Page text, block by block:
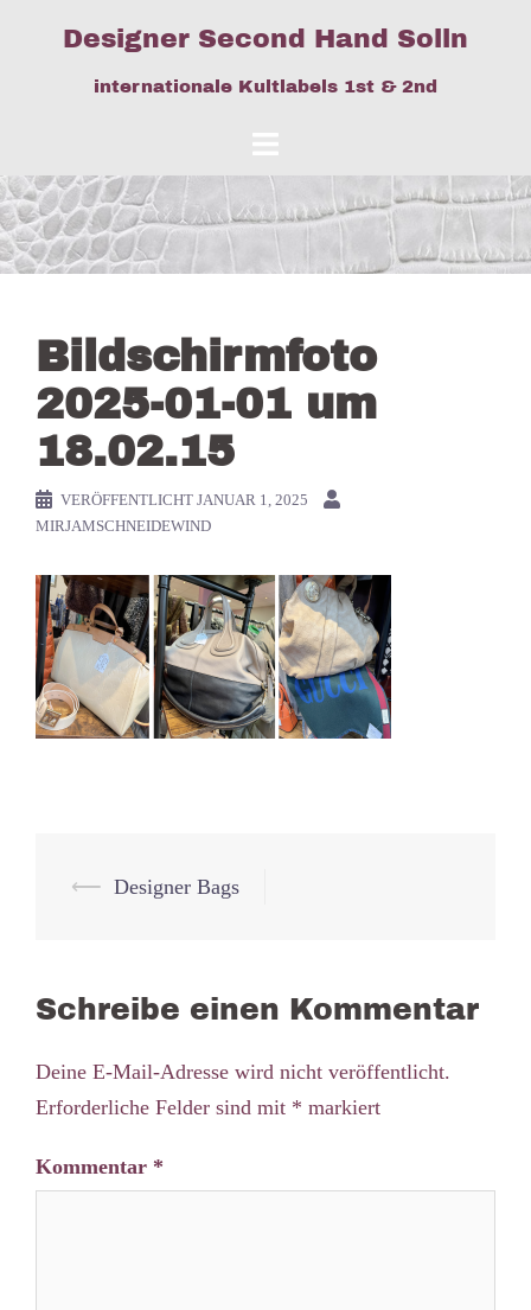
Designer Second Hand Solln
internationale Kultlabels 1st & 2nd
Bildschirmfoto
2025-01-01 um
18.02.15
VERÖFFENTLICHT JANUAR 1, 2025
MIRJAMSCHNEIDEWIND
Beitrags-
⟵ Designer Bags
Schreibe einen Kommentar
Deine E-Mail-Adresse wird nicht veröffentlicht.
Erforderliche Felder sind mit * markiert
Kommentar *